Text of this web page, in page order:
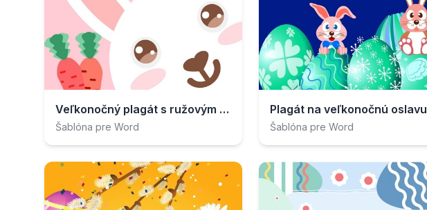
Veľkonočný plagát s ružovým zajacom
Šablóna pre Word
Plagát na veľkonočnú oslavu
Šablóna pre Word